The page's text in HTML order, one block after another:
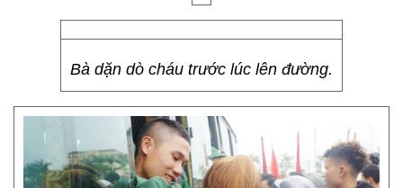
Bà dặn dò cháu trước lúc lên đường.